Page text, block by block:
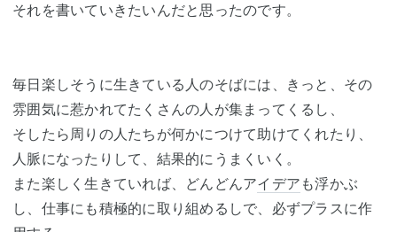
それを書いていきたいんだと思ったのです。
毎日楽しそうに生きている人のそばには、きっと、その
雰囲気に惹かれてたくさんの人が集まってくるし、
そしたら周りの人たちが何かにつけて助けてくれたり、
人脈になったりして、結果的にうまくいく。
また楽しく生きていれば、どんどんアイデア も浮かぶ
し、仕事にも積極的に取り組めるしで、必ずプラスに作